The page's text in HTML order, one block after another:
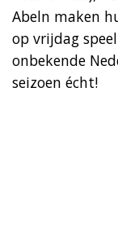
Abeln maken
op vrijdag
onbekende
seizoen écht!